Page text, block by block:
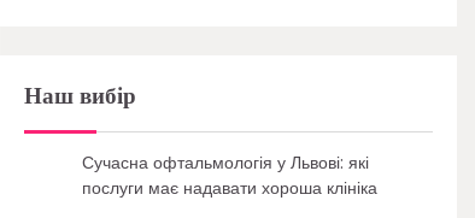
Наш вибір
Сучасна офтальмологія у Львові: які
послуги має надавати хороша клініка